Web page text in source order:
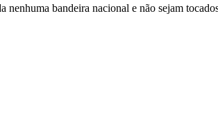
bandeira nacional e não sejam